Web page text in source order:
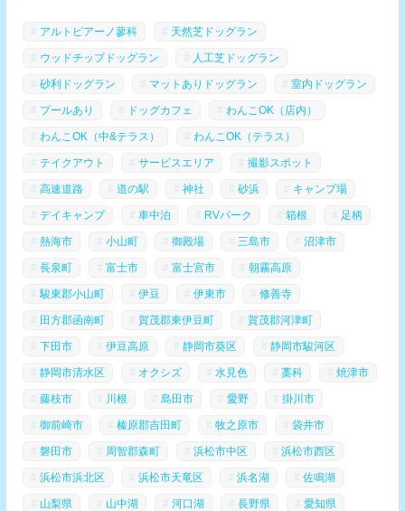
アルトピアーノ蓼科 天然芝ドッグラン
ウッドチップドッグラン 人工芝ドッグラン
砂利ドッグラン マットありドッグラン 室内ドッグラン
プールあり ドッグカフェ わんこOK（店内）
わんこOK（中&テラス） わんこOK（テラス）
テイクアウト サービスエリア 撮影スポット
高速道路 道の駅 神社 砂浜 キャンプ場
デイキャンプ 車中泊 RVパーク 箱根 足柄
熱海市 小山町 御殿場 三島市 沼津市
長泉町 富士市 富士宮市 朝霧高原
駿東郡小山町 伊豆 伊東市 修善寺
田方郡函南町 賀茂郡東伊豆町 賀茂郡河津町
下田市 伊豆高原 静岡市葵区 静岡市駿河区
静岡市清水区 オクシズ 水見色 藁科 焼津市
藤枝市 川根 島田市 愛野 掛川市
御前崎市 榛原郡吉田町 牧之原市 袋井市
磐田市 周智郡森町 浜松市中区 浜松市西区
浜松市浜北区 浜松市天竜区 浜名湖 佐鳴湖
山梨県 山中湖 河口湖 長野県 愛知県